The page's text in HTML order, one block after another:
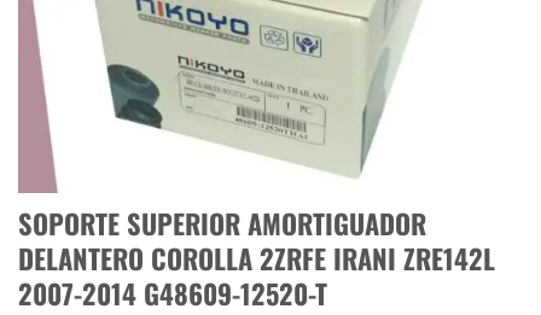
SOPORTE SUPERIOR AMORTIGUADOR
DELANTERO COROLLA 2ZRFE IRANI ZRE142L
2007-2014 G48609-12520-T